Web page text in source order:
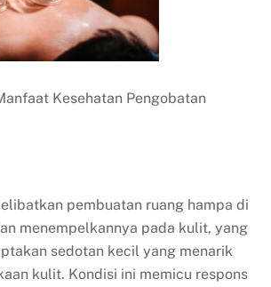
Kesehatan Pengobatan
pembuatan ruang hampa di
menempelkannya pada kulit, yang
sedotan kecil yang menarik
kulit. Kondisi ini memicu respons